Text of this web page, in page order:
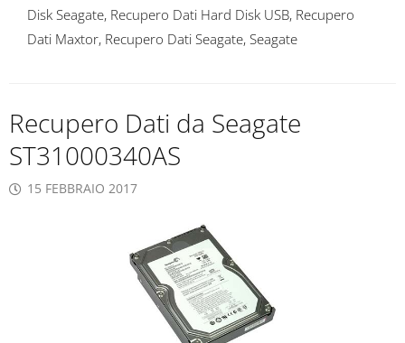
Disk Seagate, Recupero Dati Hard Disk USB, Recupero
Dati Maxtor, Recupero Dati Seagate, Seagate
Recupero Dati da Seagate
ST31000340AS
15 FEBBRAIO 2017